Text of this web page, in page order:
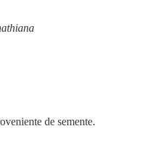
de semente.